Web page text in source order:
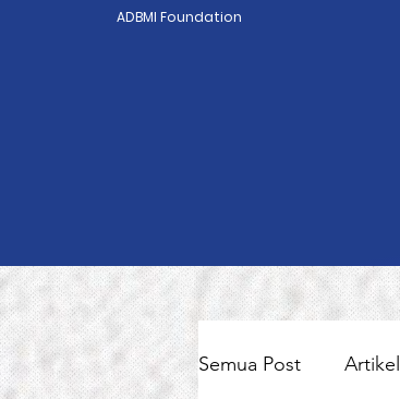
ADBMI Foundation
Semua Post Artikel